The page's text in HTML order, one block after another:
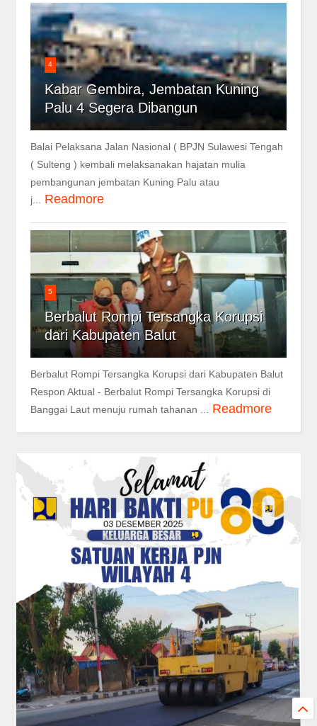
4
Kabar Gembira, Jembatan Kuning
Palu 4 Segera Dibangun
Balai Pelaksana Jalan Nasional ( BPJN Sulawesi Tengah
( Sulteng ) kembali melaksanakan hajatan mulia
pembangunan jembatan Kuning Palu atau
j...
Readmore
5
Berbalut Rompi Tersangka Korupsi
dari Kabupaten Balut
Berbalut Rompi Tersangka Korupsi dari Kabupaten Balut
Respon Aktual - Berbalut Rompi Tersangka Korupsi di
Banggai Laut menuju rumah tahanan ...
Readmore